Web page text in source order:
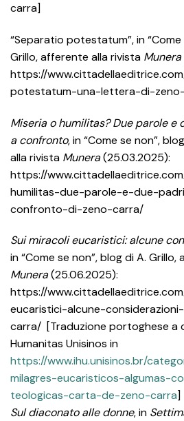
carra]
“Separatio potestatum”, in “Come
Grillo, afferente alla rivista Munera
https://
potestatum-una-lettera-di-
Miseria o humilitas? Due parole e
a confronto, in “Come se non”,
alla rivista Munera(25.03.2025):
https://
humilitas-due-parole-e-due-
confronto-di-zeno-carra/
Sui miracoli eucaristici: alcune
in “Come se non”, blog di A.
Munera(25.06.2025):
https://
eucaristici-alcune-
carra/ [Traduzione portoghese a
Humanitas Unisinos in
https://www.ihu.unisinos.br/
milagres-eucaristicos-algumas-
teologicas-carta-de-zeno-carra]
Sul diaconato alle donne, in